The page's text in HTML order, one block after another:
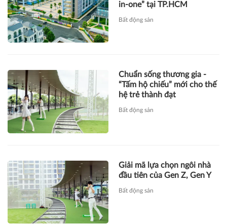
in-one” tại TP.HCM
Bất động sản
Chuẩn sống thương gia -
“Tấm hộ chiếu” mới cho thế
hệ trẻ thành đạt
Bất động sản
Giải mã lựa chọn ngôi nhà
đầu tiên của Gen Z, Gen Y
Bất động sản